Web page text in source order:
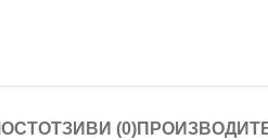
ОТЗИВИ (0)